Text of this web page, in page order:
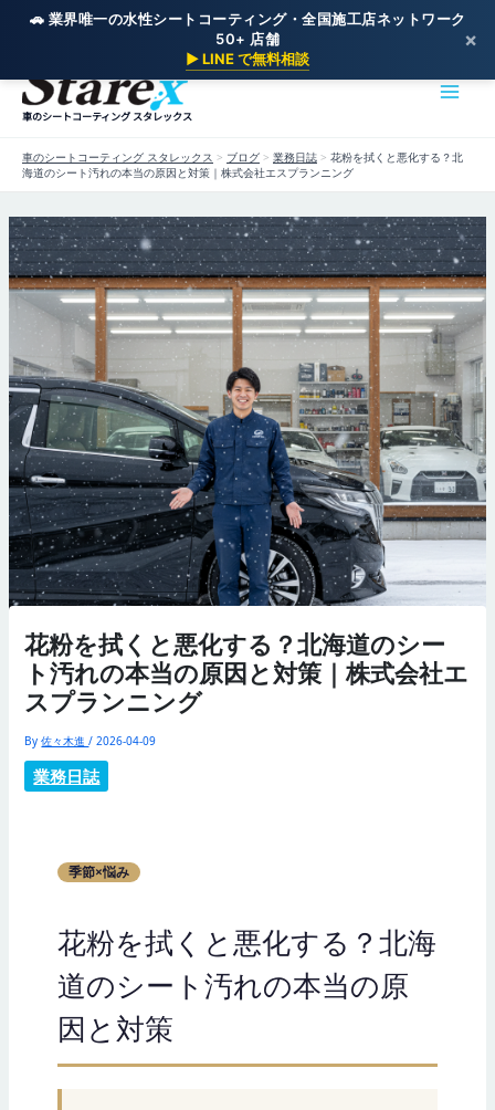
🚗 業界唯一の水性シートコーティング・全国施工店ネットワーク
50+ 店舗
▶ LINE で無料相談
×
容
車のシートコーティング スタレックス
車のシートコーティング スタレックス > ブログ > 業務日誌 > 花粉を拭くと悪化する？北
海道のシート汚れの本当の原因と対策｜株式会社エスプランニング
花粉を拭くと悪化する？北海道のシー
ト汚れの本当の原因と対策｜株式会社エ
スプランニング
By佐々木進/2026-04-09
業務日誌
季節×悩み
花粉を拭くと悪化する？北海
道のシート汚れの本当の原
因と対策